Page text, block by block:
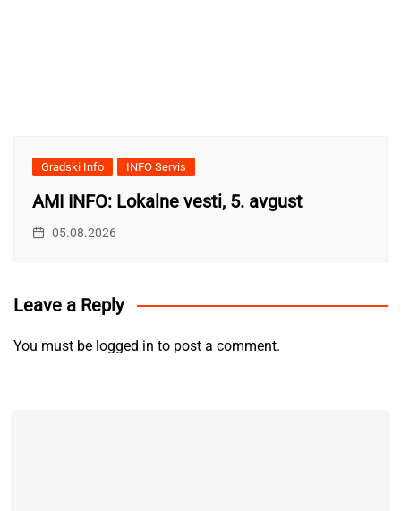
Gradski Info INFO Servis
AMI INFO: Lokalne vesti, 5. avgust
05.08.2026
Leave a Reply
You must be logged in to post a comment.